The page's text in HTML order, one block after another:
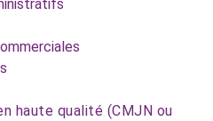
haute qualité (CMJN ou